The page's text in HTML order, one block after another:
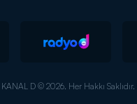
KANAL D © 2026. Her Hakkı Saklıdır.